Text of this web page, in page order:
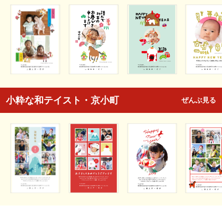
小粋な和テイスト・京小町 ぜんぶ見る